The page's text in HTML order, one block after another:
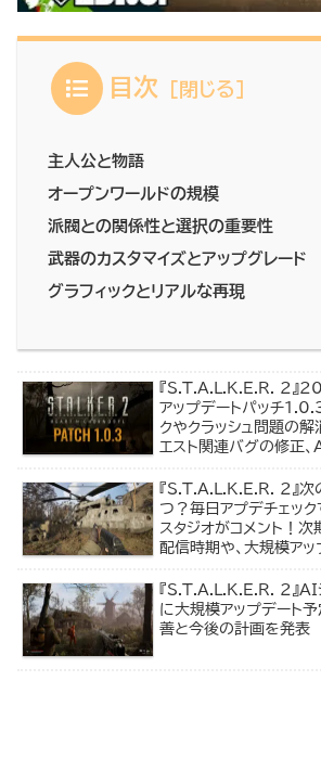
目次
主人公と物語
オープンワールドの規模
派閥との関係性と選択の重要性
武器のカスタマイズとアップグレード
グラフィックとリアルな再現
『S.T.A.L.K.E.R. 2』
アップデートパッチ
クやクラッシュ問題の解
エスト関連バグの修正
『S.T.A.L.K.E.R. 2』次
つ？毎日アプデチェッ
スタジオがコメント！次
配信時期や、大規模ア
『S.T.A.L.K.E.R. 2』
に大規模アップデート
善と今後の計画を発表